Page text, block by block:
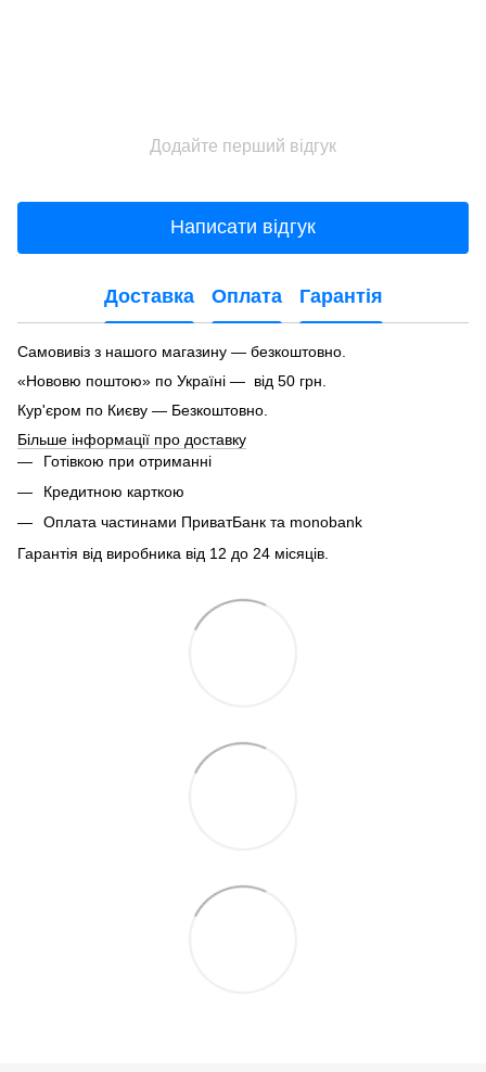
Додайте перший відгук
Написати відгук
Доставка Оплата Гарантія
Самовивіз з нашого магазину — безкоштовно.
«Нововю поштою» по Україні — від 50 грн.
Кур'єром по Києву — Безкоштовно.
Більше інформації про доставку
Готівкою при отриманні
Кредитною карткою
Оплата частинами ПриватБанк та monobank
Гарантія від виробника від 12 до 24 місяців.